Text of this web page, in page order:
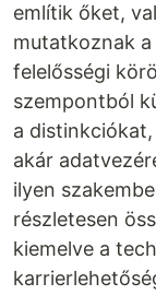
említik őket,
mutatkoznak
felelősségi
szempontból
a
akár
ilyen
részletesen
kiemelve a